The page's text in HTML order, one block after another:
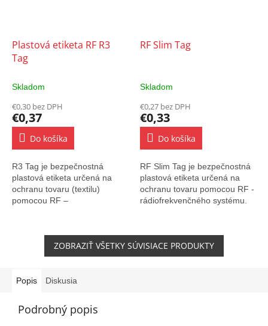
Plastová etiketa RF R3
Tag
Skladom
€0,30 bez DPH
€0,37
Do košíka
R3 Tag je bezpečnostná
plastová etiketa určená na
ochranu tovaru (textilu)
pomocou RF –
RF Slim Tag
Skladom
€0,27 bez DPH
€0,33
Do košíka
RF Slim Tag je bezpečnostná
plastová etiketa určená na
ochranu tovaru pomocou RF -
rádiofrekvenčného systému.
ZOBRAZIŤ VŠETKY SÚVISIACE PRODUKTY
Popis Diskusia
Podrobný popis